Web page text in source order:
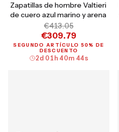
Zapatillas de hombre Valtieri
de cuero azul marino y arena
€413.05
€309.79
SEGUNDO ARTÍCULO 50% DE
DESCUENTO
2d 01 h 40m 43s